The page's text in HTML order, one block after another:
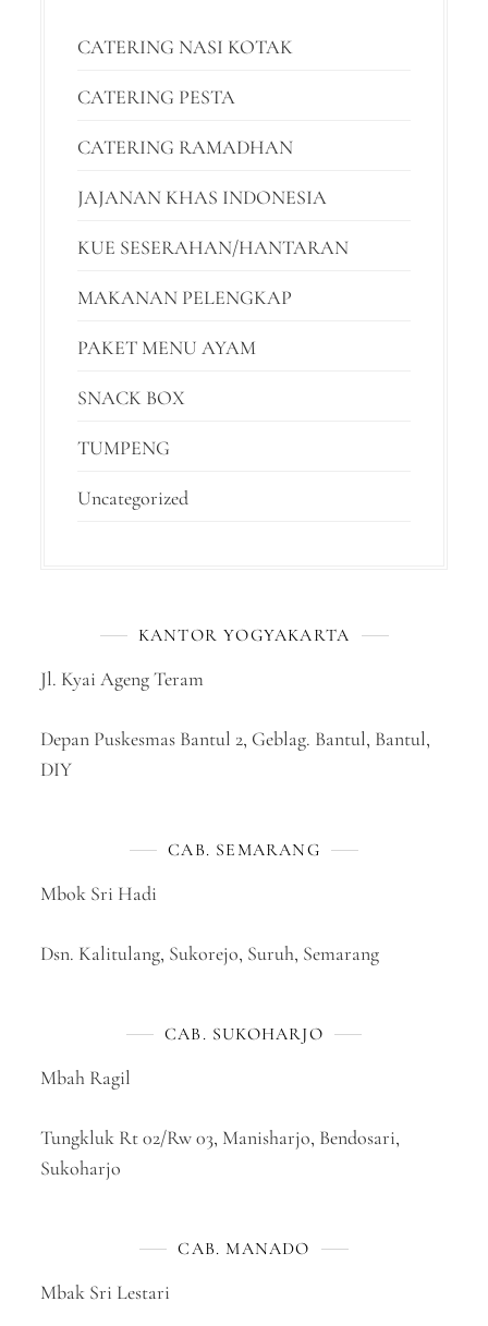
CATERING NASI KOTAK
CATERING PESTA
CATERING RAMADHAN
JAJANAN KHAS INDONESIA
KUE SESERAHAN/HANTARAN
MAKANAN PELENGKAP
PAKET MENU AYAM
SNACK BOX
TUMPENG
Uncategorized
KANTOR YOGYAKARTA
Jl. Kyai Ageng Teram
Depan Puskesmas Bantul 2, Geblag. Bantul, Bantul,
DIY
CAB. SEMARANG
Mbok Sri Hadi
Dsn. Kalitulang, Sukorejo, Suruh, Semarang
CAB. SUKOHARJO
Mbah Ragil
Tungkluk Rt 02/Rw 03, Manisharjo, Bendosari,
Sukoharjo
CAB. MANADO
Mbak Sri Lestari